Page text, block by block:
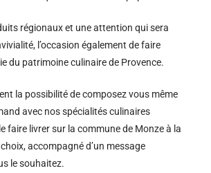
régionaux et une attention qui sera
l’occasion également de faire
du patrimoine culinaire de Provence.
la possibilité de composez vous même
avec nos spécialités culinaires
faire livrer sur la commune de Monze à la
accompagné d’un message
le souhaitez.